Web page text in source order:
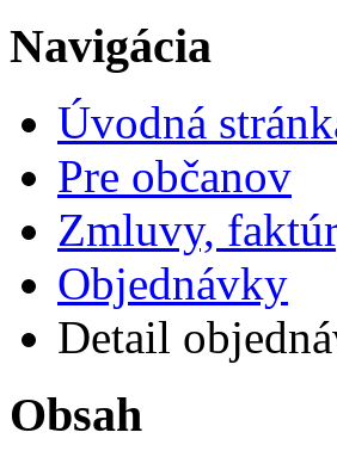
Navigácia
Úvodná
Pre občanov
Zmluvy,
Objednávky
Detail
Obsah